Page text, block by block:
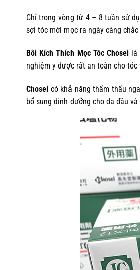
Chỉ trong vòng từ 4 – 8 tuần sử
sợi tóc mới mọc ra ngày càng
Bôi Kích Thích Mọc Tóc Chosei
nghiệm y dược rất an toàn cho tóc
Chosei có khả năng thẩm thấu
bổ sung dinh dưỡng cho da đầu